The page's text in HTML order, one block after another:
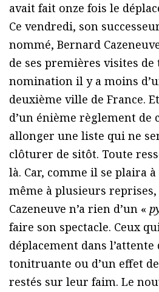
avait fait onze fois le
Ce vendredi, son
nommé, Bernard
de ses premières visites
nomination il y a moins
deuxième ville de France.
d’un énième règlement de
allonger une liste qui ne
clôturer de sitôt. Toute
là. Car, comme il se plaira
même à plusieurs
Cazeneuve n’a rien d’un «
faire son spectacle. Ceux
déplacement dans l’attente
tonitruante ou d’un effet
restés sur leur faim. Le